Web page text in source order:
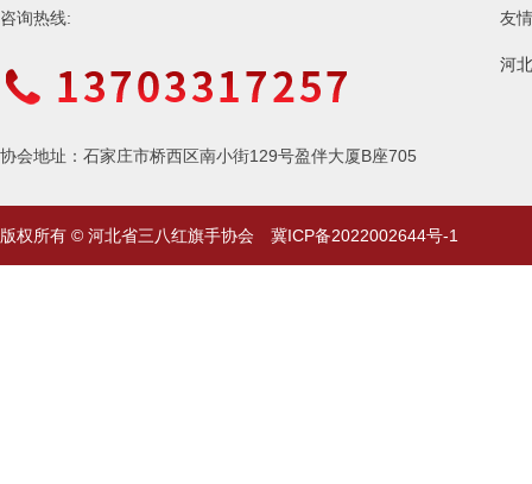
咨询热线:
协会地址：石家庄市桥西区南小街129号盈伴大厦B座705
友
河
版权所有 © 河北省三八红旗手协会 冀ICP备2022002644号-1